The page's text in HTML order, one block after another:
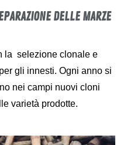
DELLE MARZE
la selezione clonale e
gli innesti. Ogni anno si
nei campi nuovi cloni
varietà prodotte.